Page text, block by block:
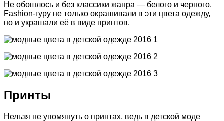
Не обошлось и без классики жанра — белого и черного.
Fashion-гуру не только окрашивали в эти цвета одежду,
но и украшали её в виде принтов.
Принты
Нельзя не упомянуть о принтах, ведь в детской моде